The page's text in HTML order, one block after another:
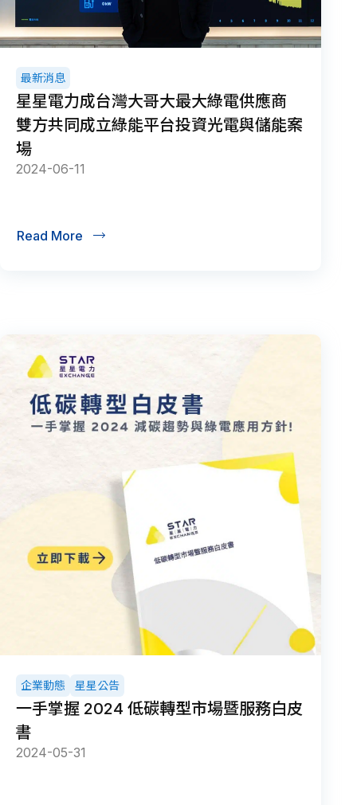
最新消息
星星電力成台灣大哥大最大綠電供應商
雙方共同成立綠能平台投資光電與儲能案
場
2024-06-11
Read More
星星公告
企業動態
一手掌握 2024 低碳轉型市場暨服務白皮
書
2024-05-31